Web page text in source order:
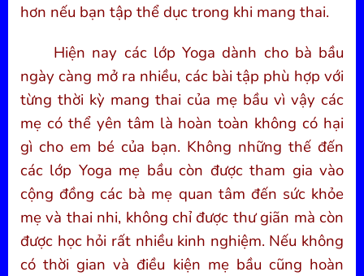
hơn nếu bạn tập thể dục trong khi mang thai.
Hiện nay các lớp Yoga dành cho bà bầu
ngày càng mở ra nhiều, các bài tập phù hợp với
từng thời kỳ mang thai của mẹ bầu vì vậy các
mẹ có thể yên tâm là hoàn toàn không có hại
gì cho em bé của bạn. Không những thế đến
các lớp Yoga mẹ bầu còn được tham gia vào
cộng đồng các bà mẹ quan tâm đến sức khỏe
mẹ và thai nhi, không chỉ được thư giãn mà còn
được học hỏi rất nhiều kinh nghiệm. Nếu không
có thời gian và điều kiện mẹ bầu cũng hoàn